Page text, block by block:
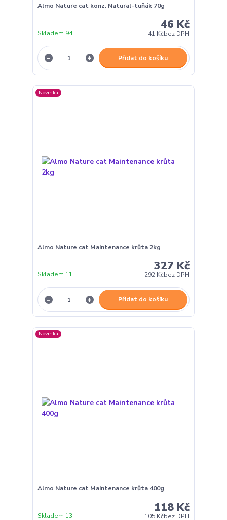
Almo Nature cat konz. Natural-tuňák 70g
46 Kč
41 Kčbez DPH
Skladem 94
Přidat do košíku
Novinka
Almo Nature cat Maintenance krůta 2kg
327 Kč
292 Kčbez DPH
Skladem 11
Přidat do košíku
Novinka
Almo Nature cat Maintenance krůta 400g
118 Kč
105 Kčbez DPH
Skladem 13